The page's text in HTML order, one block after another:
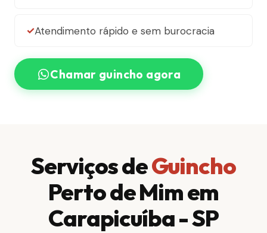
Atendimento rápido e sem burocracia
Chamar guincho agora
Serviços deGuincho
Perto de Mim em
Carapicuíba - SP